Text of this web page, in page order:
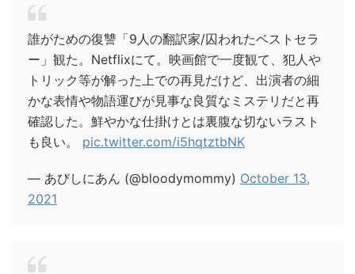
誰がための復讐「9人の翻訳家/囚われたベストセラ
ー」観た。Netflixにて。映画館で一度観て、犯人や
トリック等が解った上での再見だけど、出演者の細
かな表情や物語運びが見事な良質なミステリだと再
確認した。鮮やかな仕掛けとは裏腹な切ないラスト
も良い。 pic.twitter.com/i5hqtztbNK
— あびしにあん (@bloodymommy) October 13,
2021